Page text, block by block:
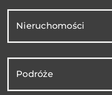
Nieruchomości
Podróże